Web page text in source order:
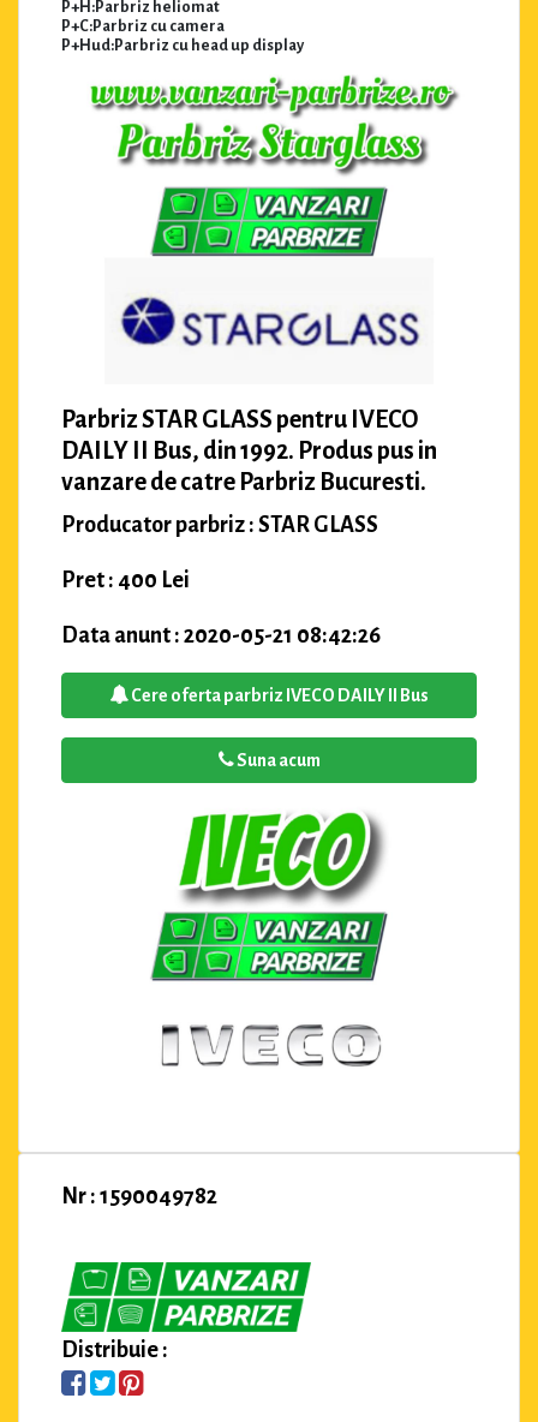
P+H:Parbriz heliomat
P+C:Parbriz cu camera
P+Hud:Parbriz cu head up display
Parbriz STAR GLASS pentru IVECO
DAILY II Bus, din 1992. Produs pus in
vanzare de catre Parbriz Bucuresti.
Producator parbriz : STAR GLASS
Pret : 400 Lei
Data anunt : 2020-05-21 08:42:26
Cere oferta parbriz IVECO DAILY II Bus
Suna acum
Nr : 1590049782
Distribuie :